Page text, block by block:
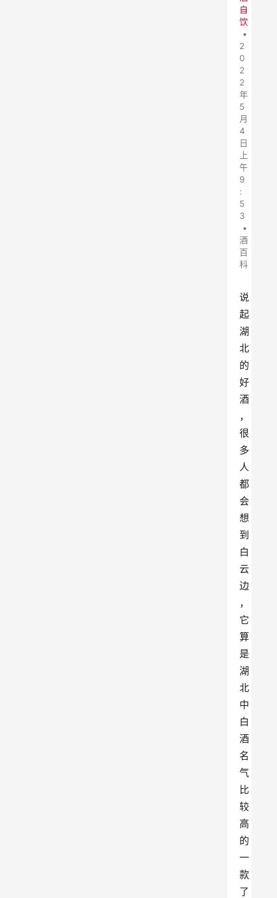
自
饮
•
2
0
2
2
年
5
月
4
日
上
午
9
:
5
3
•
酒
百
科
说
起
湖
北
的
好
酒
，
很
多
人
都
会
想
到
白
云
边
，
它
算
是
湖
北
中
白
酒
名
气
比
较
高
的
一
款
了